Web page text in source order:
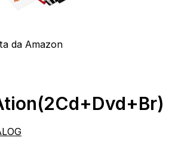
da Amazon